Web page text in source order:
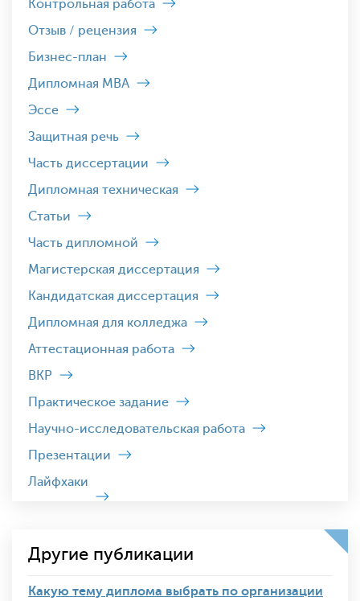
Контрольная работа
Отзыв / рецензия
Бизнес-план
Дипломная MBA
Эссе
Защитная речь
Часть диссертации
Дипломная техническая
Статьи
Часть дипломной
Магистерская диссертация
Кандидатская диссертация
Дипломная для колледжа
Аттестационная работа
ВКР
Практическое задание
Научно-исследовательская работа
Презентации
Лайфхаки
Другие публикации
Какую тему диплома выбрать по организации